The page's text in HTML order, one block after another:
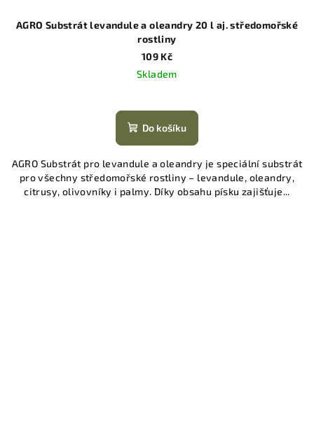
AGRO Substrát levandule a oleandry 20 l aj. středomořské
rostliny
109 Kč
Skladem
Do košíku
AGRO Substrát pro levandule a oleandry je speciální substrát
pro všechny středomořské rostliny – levandule, oleandry,
citrusy, olivovníky i palmy. Díky obsahu písku zajišťuje...